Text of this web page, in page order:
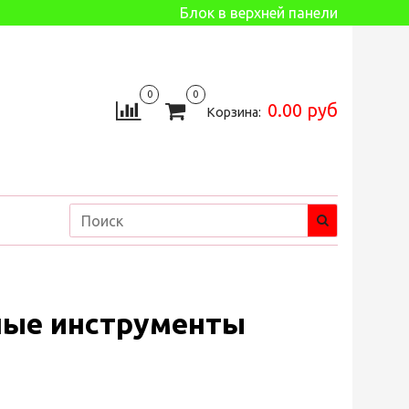
Блок в верхней панели
0 0
Корзина: 0.00 руб
инструменты